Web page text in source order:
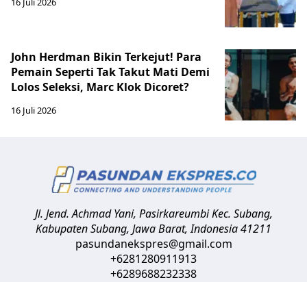
John Herdman Bikin Terkejut! Para
Pemain Seperti Tak Takut Mati Demi
Lolos Seleksi, Marc Klok Dicoret?
16 Juli 2026
Jl. Jend. Achmad Yani, Pasirkareumbi Kec. Subang,
Kabupaten Subang, Jawa Barat,Indonesia41211
pasundanekspres@gmail.com
+6281280911913
+6289688232338